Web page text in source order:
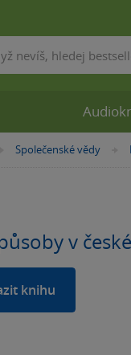
»
Společenské vědy
v
knihu